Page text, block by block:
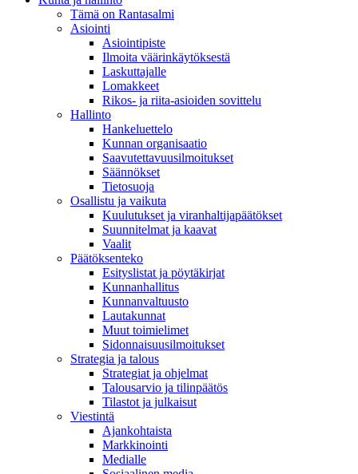
Tämä on Rantasalmi
Asiointi
Asiointipiste
Ilmoita väärinkäytöksestä
Laskuttajalle
Lomakkeet
Rikos- ja riita-asioiden sovittelu
Hallinto
Hankeluettelo
Kunnan organisaatio
Saavutettavuusilmoitukset
Säännökset
Tietosuoja
Osallistu ja vaikuta
Kuulutukset ja viranhaltijapäätökset
Suunnitelmat ja kaavat
Vaalit
Päätöksenteko
Esityslistat ja pöytäkirjat
Kunnanhallitus
Kunnanvaltuusto
Lautakunnat
Muut toimielimet
Sidonnaisuusilmoitukset
Strategia ja talous
Strategiat ja ohjelmat
Talousarvio ja tilinpäätös
Tilastot ja julkaisut
Viestintä
Ajankohtaista
Markkinointi
Medialle